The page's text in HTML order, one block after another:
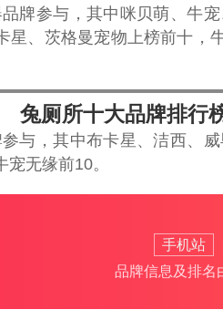
牌参与，其中咪贝萌、牛
星、茨格曼宠物上榜前十，
兔厕所十大品牌排行
与，其中布卡星、洁西、威
无缘前10。
手机站
品牌信息及排名